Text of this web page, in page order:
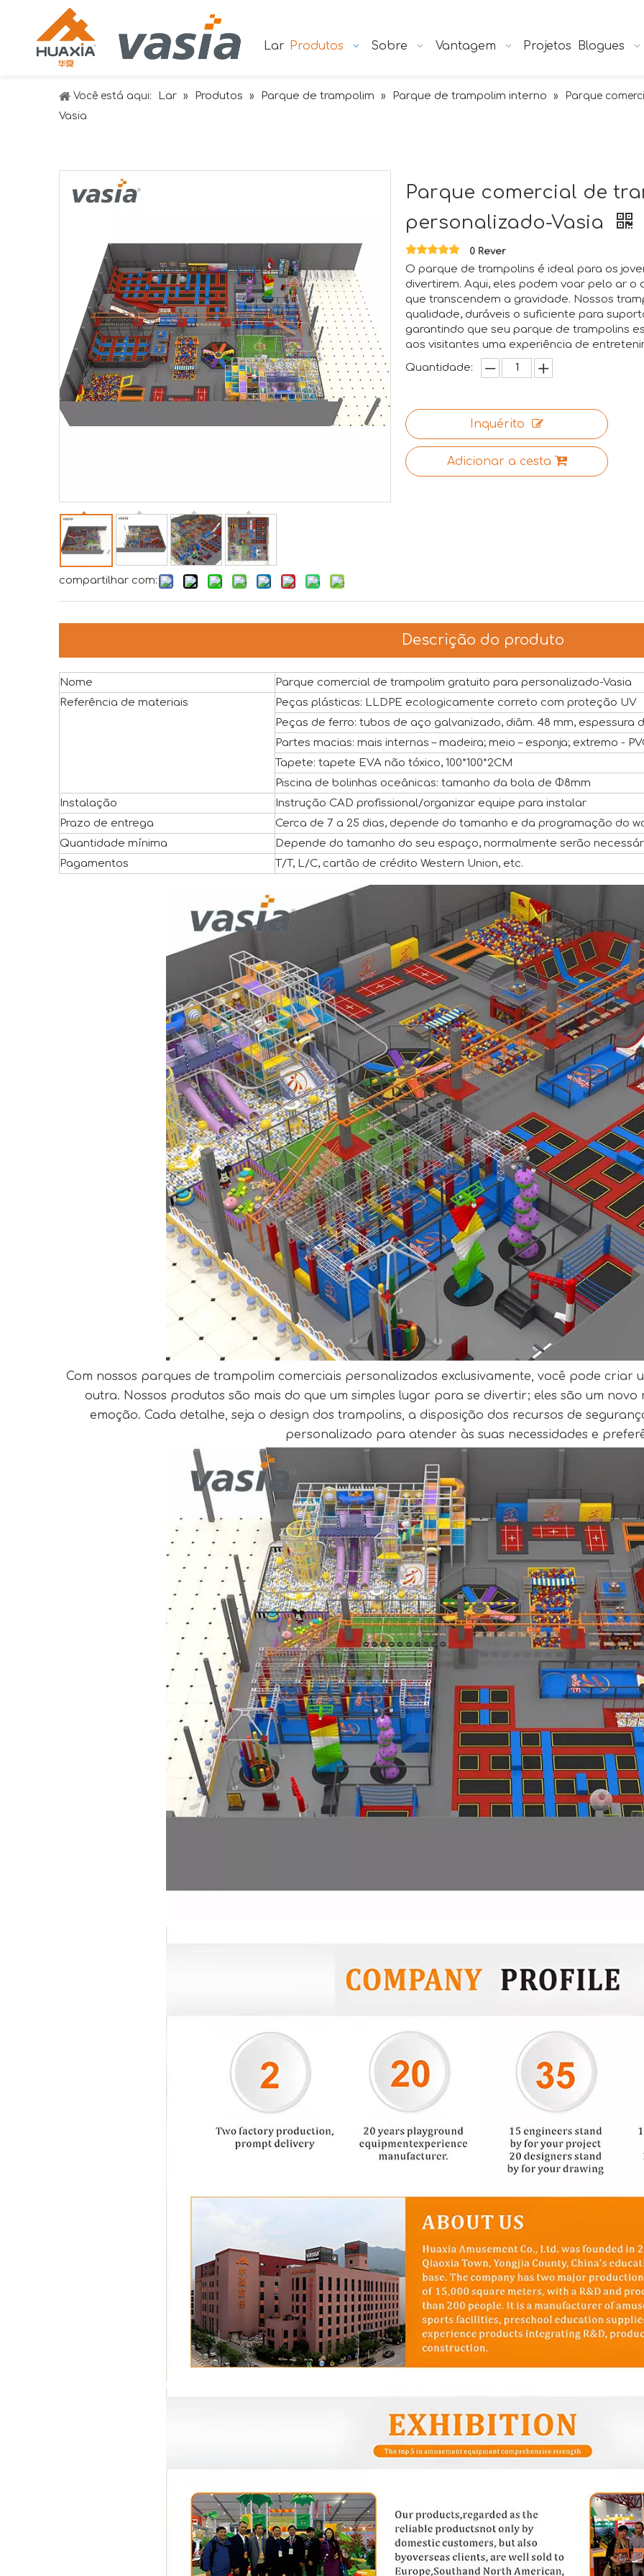
Lar Produtos Sobre Vantagem Projetos Blogues
Você está aqui: Lar » Produtos » Parque de trampolim » Parque de trampolim interno »
Parque
Vasia
compartilhar com:
Parque comercial de
personalizado-Vasia
0 Rever
O parque de trampolins é ideal para os
divertirem. Aqui, eles podem voar pelo ar
que transcendem a gravidade. Nossos
qualidade, duráveis ​​o suficiente para
garantindo que seu parque de trampolins
aos visitantes uma experiência de
Quantidade:
Inquérito
Adicionar a cesta
Descrição do produto
Nome
Parque comercial de trampolim gratuito para personalizado-Vasia
Referência de materiais
Peças plásticas: LLDPE ecologicamente correto com proteção UV
Peças de ferro: tubos de aço galvanizado, diâm. 48 mm, espessura
Partes macias: mais internas – madeira; meio – esponja; extremo -
Tapete: tapete EVA não tóxico, 100*100*2CM
Piscina de bolinhas oceânicas: tamanho da bola de Φ8mm
Instalação
Instrução CAD profissional/organizar equipe para instalar
Prazo de entrega
Cerca de 7 a 25 dias, depende do tamanho e da programação do
Quantidade mínima
Depende do tamanho do seu espaço, normalmente serão
Pagamentos
T/T, L/C, cartão de crédito Western Union, etc.
Com nossos parques de trampolim comerciais personalizados exclusivamente, você pode criar
outra. Nossos produtos são mais do que um simples lugar para se divertir; eles são um
emoção. Cada detalhe, seja o design dos trampolins, a disposição dos recursos de
personalizado para atender às suas necessidades e